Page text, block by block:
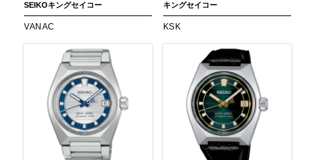
SEIKOキングセイコー
VANAC
キングセイコー
KSK